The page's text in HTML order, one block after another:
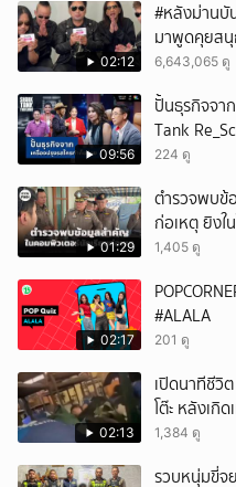
02:12
#หลังม่านบั
มาพูดคุยสนุ
LOSO นานเ
6,643,065 ดู
09:56
ปั้นธุรกิจจา
Tank
224 ดู
01:29
ตำรวจพบข้
ก่อเหตุ ยิงใ
1,405 ดู
02:17
#ALALA
201 ดู
02:13
เปิดนาทีชีวิ
โต๊ะ หลังเกิ
เทพศิรินทร์
1,384 ดู
รวบหนุ่มขี่จ